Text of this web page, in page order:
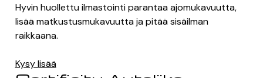
Hyvin huollettu ilmastointi parantaa ajomukavuutta,
lisää matkustusmukavuutta ja pitää sisäilman
raikkaana.
Kysy lisää